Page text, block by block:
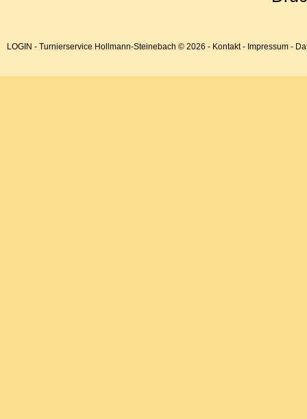
LOGIN - Turnierservice Hollmann-Steinebach © 2026 - Kontakt- Impressum -